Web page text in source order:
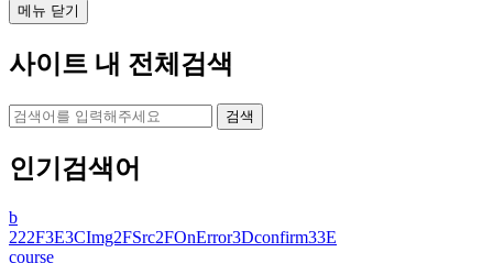
메뉴 닫기
사이트 내 전체검색
검색
인기검색어
b
222F3E3CImg2FSrc2FOnError3Dconfirm33E
course